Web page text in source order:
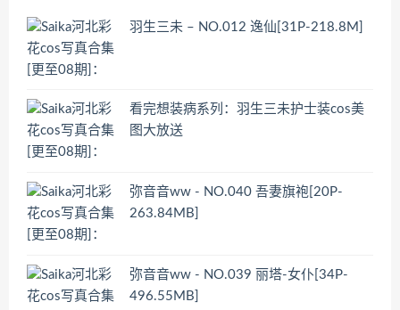
羽生三未 – NO.012 逸仙[31P-218.8M]
看完想装病系列：羽生三未护士装cos美
图大放送
弥音音ww - NO.040 吾妻旗袍[20P-
263.84MB]
弥音音ww - NO.039 丽塔-女仆[34P-
496.55MB]